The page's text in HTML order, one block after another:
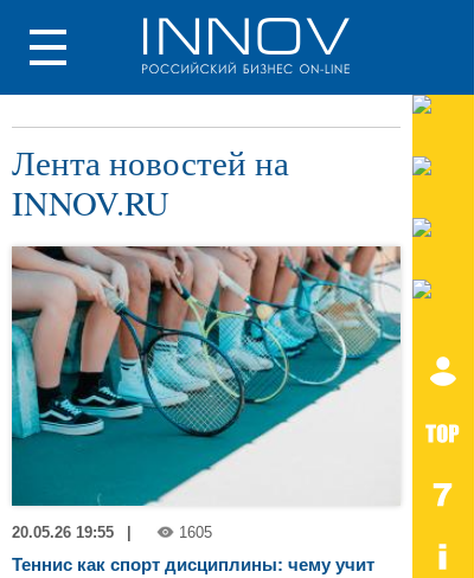
Лента новостей на
INNOV.RU
20.05.26 19:55 1605
Теннис как спорт дисциплины: чему учит